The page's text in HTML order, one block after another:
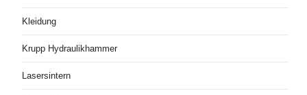
Kleidung
Krupp Hydraulikhammer
Lasersintern